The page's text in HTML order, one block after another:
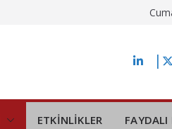
ETKİNLİKLER FAYDALI